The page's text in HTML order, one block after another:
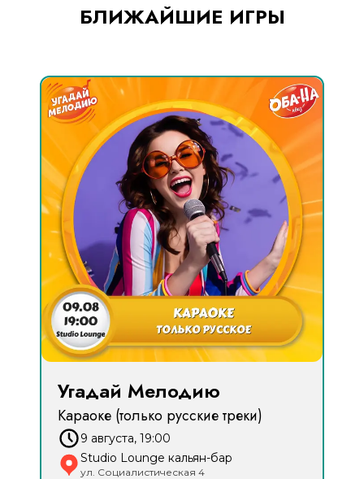
БЛИЖАЙШИЕ ИГРЫ
Угадай Мелодию
Караоке (только русские треки)
9 августа, 19:00
Studio Lounge кальян-бар
ул. Социалистическая 4